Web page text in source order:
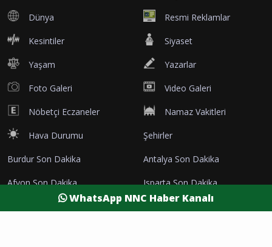
Dünya Resmi Reklamlar
Kesintiler Siyaset
Yaşam Yazarlar
Foto Galeri Video Galeri
Nöbetçi Eczaneler Namaz Vakitleri
Hava Durumu Şehirler
Burdur Son Dakika Antalya Son Dakika
Afyon Son Dakika Isparta Son Dakika
Denizli Son Dakika
WhatsApp NNC Haber Kanalı